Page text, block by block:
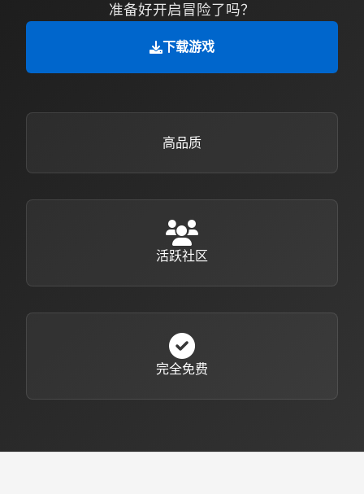
准备好开启冒险了吗？
下载游戏
高品质
活跃社区
完全免费